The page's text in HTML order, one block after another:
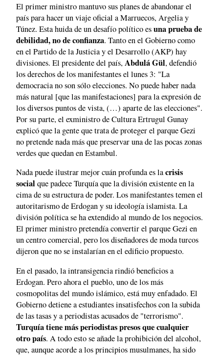
El primer ministro mantuvo sus planes de abandonar el
país para hacer un viaje oficial a Marruecos, Argelia y
Túnez. Esta huida de un desafío político esuna prueba de
debilidad, no de confianza. Tanto en el Gobierno como
en el Partido de la Justicia y el Desarrollo (AKP) hay
divisiones. El presidente del país,Abdulá Gül, defendió
los derechos de los manifestantes el lunes 3: "La
democracia no son sólo elecciones. No puede haber nada
más natural [que las manifestaciones] para la expresión de
los diversos puntos de vista, (…) aparte de las elecciones".
Por su parte, el exministro de Cultura Ertrugul Gunay
explicó que la gente que trata de proteger el parque Gezi
no pretende nada más que preservar una de las pocas zonas
verdes que quedan en Estambul.
Nada puede ilustrar mejor cuán profunda es lacrisis
social que padece Turquía que la división existente en la
cima de su estructura de poder. Los manifestantes temen el
autoritarismo de Erdogan y su ideología islamista. La
división política se ha extendido al mundo de los negocios.
El primer ministro pretendía convertir el parque Gezi en
un centro comercial, pero los diseñadores de moda turcos
dijeron que no se instalarían en el edificio propuesto.
En el pasado, la intransigencia rindió beneficios a
Erdogan. Pero ahora el pueblo, uno de los más
cosmopolitas del mundo islámico, está muy enfadado. El
Gobierno detiene a estudiantes insatisfechos con la subida
de las tasas y a periodistas acusados de "terrorismo".
Turquía tiene más periodistas presos que cualquier
otro país. A todo esto se añade la prohibición del alcohol,
que, aunque acorde a los principios musulmanes, ha sido